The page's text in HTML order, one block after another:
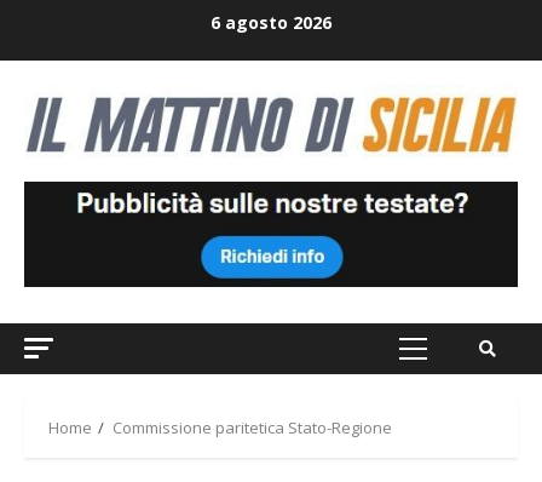
6 agosto 2026
Primary
Home Commissione paritetica Stato-Regione